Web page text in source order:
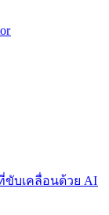
ขับเคลื่อนด้วย AI​​